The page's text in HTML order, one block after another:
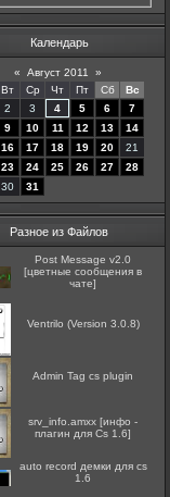
Календарь
« Август 2011
»
Вт Ср Чт Пт Сб
Вс
2 3 4 5 6
7
9 10 11 12 13
14
16 17 18 19 20
21
23 24 25 26 27
28
30 31
Разное из Файлов
Post Message v2.0
[цветные сообщения в
чате]
Ventrilo (Version 3.0.8)
Admin Tag cs plugin
srv_info.amxx [инфо -
плагин для Cs 1.6]
auto record демки для cs
1.6